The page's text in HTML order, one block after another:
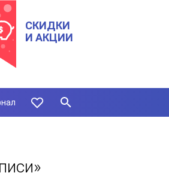
СКИДКИ
И АКЦИИ